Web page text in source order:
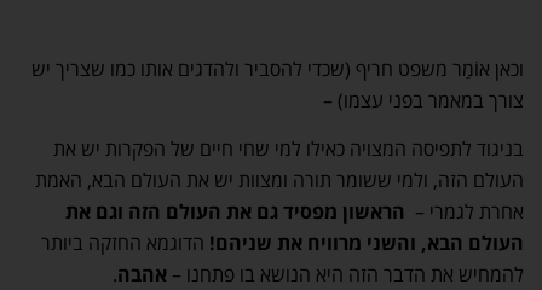
וכאן אוֹמַר משפט חריף (שכדי להסביר ולהדגים אותו כמו שצריך יש
צורך במאמר בפני עצמו) –
בניגוד לתפיסה המצויה כאילו למי שחי חיים של הפקרות יש את
העולם הזה, ולמי ששומר תורה ומצוות יש את העולם הבא, האמת
אחרת לגמרי – הראשון מפסיד גם את העולם הזה וגם את
העולם הבא, והשני מרוויח את שניהם! הדוגמא החזקה ביותר
להמחיש את הדבר הזה היא הנושא בו פתחנו – אהבה.